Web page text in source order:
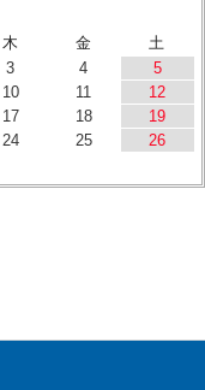
木 金
土
3 4
5
10 11
12
17 18
19
24 25
26